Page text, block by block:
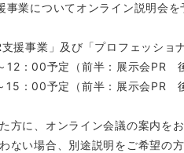
業についてオンライン説明会を
援事業」及び「プロフェッショ
：00予定（前半：展示会PR 後
：00予定（前半：展示会PR 後
方に、オンライン会議の案内をお
ない場合、別途説明をご希望の